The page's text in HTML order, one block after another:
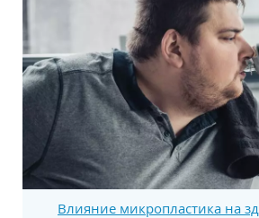
Влияние микропластика на